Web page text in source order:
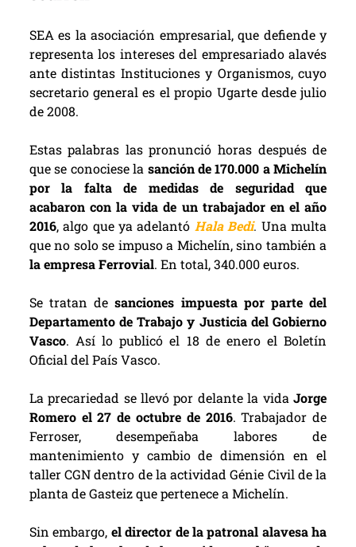
SEA es la asociación empresarial, que defiende y
representa los intereses del empresariado alavés
ante distintas Instituciones y Organismos, cuyo
secretario general es el propio Ugarte desde julio
de 2008.
Estas palabras las pronunció horas después de
que se conociese la sanción de 170.000 a Michelín
por la falta de medidas de seguridad que
acabaron con la vida de un trabajador en el año
2016, algo que ya adelantó Hala Bedi. Una multa
que no solo se impuso a Michelín, sino también a
la empresa Ferrovial. En total, 340.000 euros.
Se tratan desanciones impuesta por parte del
Departamento de Trabajo y Justicia del Gobierno
Vasco. Así lo publicó el 18 de enero el Boletín
Oficial del País Vasco.
La precariedad se llevó por delante la vidaJorge
Romero el 27 de octubre de 2016. Trabajador de
Ferroser, desempeñaba labores de
mantenimiento y cambio de dimensión en el
taller CGN dentro de la actividad Génie Civil de la
planta de Gasteiz que pertenece a Michelín.
Sin embargo, el director de la patronal alavesa ha